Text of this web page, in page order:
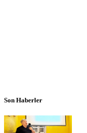
Son Haberler